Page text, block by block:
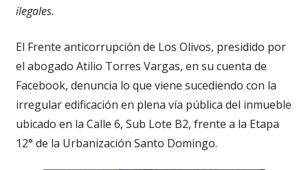
ilegales.
El Frente anticorrupción de Los Olivos, presidido por
el abogado Atilio Torres Vargas, en su cuenta de
Facebook, denuncia lo que viene sucediendo con la
irregular edificación en plena vía pública del inmueble
ubicado en la Calle 6, Sub Lote B2, frente a la Etapa
12° de la Urbanización Santo Domingo.